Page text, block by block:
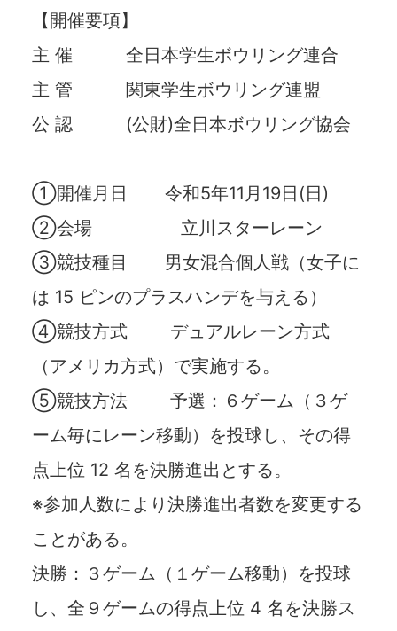
【開催要項】
主 催 全⽇本学⽣ボウリング連合
主 管 関東学⽣ボウリング連盟
公 認 (公財)全⽇本ボウリング協会
①開催⽉⽇ 令和5年11⽉19⽇(日)
②会場 立川スターレーン
③競技種⽬ 男⼥混合個⼈戦（⼥⼦に
は 15 ピンのプラスハンデを与える）
④競技⽅式 デュアルレーン⽅式
（アメリカ⽅式）で実施する。
⑤競技⽅法 予選：６ゲーム（３ゲ
ーム毎にレーン移動）を投球し、その得
点上位 12 名を決勝進出とする。
※参加⼈数により決勝進出者数を変更する
ことがある。
決勝：３ゲーム（１ゲーム移動）を投球
し、全９ゲームの得点上位 4 名を決勝ス